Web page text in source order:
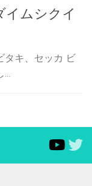
イムシクイ
タキ、セッカ ビ